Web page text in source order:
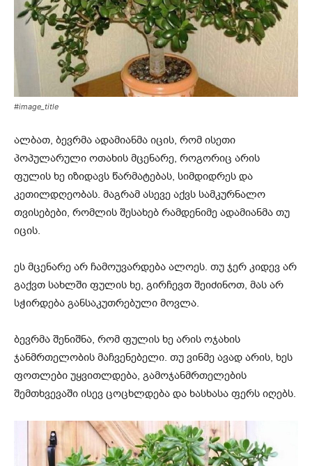
#image_title
ალბათ, ბევრმა ადამიანმა იცის, რომ ისეთი
პოპულარული ოთახის მცენარე, როგორიც არის
ფულის ხე იზიდავს წარმატებას, სიმდიდრეს და
კეთილდღეობას. მაგრამ ასევე აქვს სამკურნალო
თვისებები, რომლის შესახებ რამდენიმე ადამიანმა თუ
იცის.
ეს მცენარე არ ჩამოუვარდება ალოეს. თუ ჯერ კიდევ არ
გაქვთ სახლში ფულის ხე, გირჩევთ შეიძინოთ, მას არ
სჭირდება განსაკუთრებული მოვლა.
ბევრმა შენიშნა, რომ ფულის ხე არის ოჯახის
ჯანმრთელობის მაჩვენებელი. თუ ვინმე ავად არის, ხეს
ფოთლები უყვითლდება, გამოჯანმრთელების
შემთხვევაში ისევ ცოცხლდება და ხასხასა ფერს იღებს.